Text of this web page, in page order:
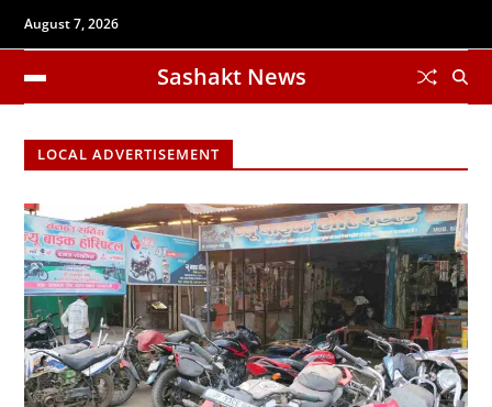
August 7, 2026
Sashakt News
LOCAL ADVERTISEMENT